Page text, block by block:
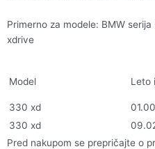
Primerno za modele: BMW
xdrive
Model Leto
330 xd
330 xd
Pred nakupom se prepričajte o